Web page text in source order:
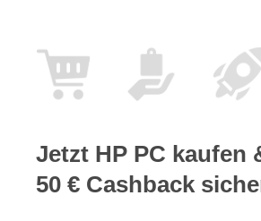
Jetzt HP PC kaufen
50 € Cashback